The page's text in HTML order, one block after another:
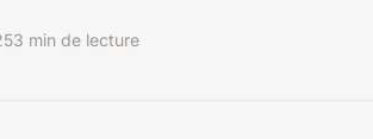
3 min de lecture